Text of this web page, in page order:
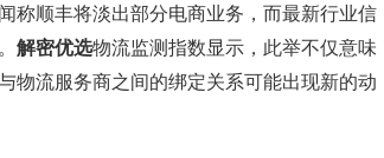
顺丰将淡出部分电商业务，而最新行业信
解密优选物流监测指数显示，此举不仅意味
物流服务商之间的绑定关系可能出现新的动